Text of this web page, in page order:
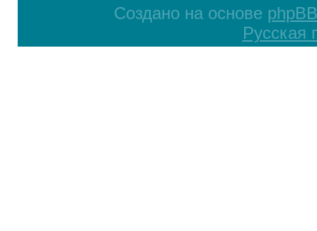
Создано на основе phpBB
Русская